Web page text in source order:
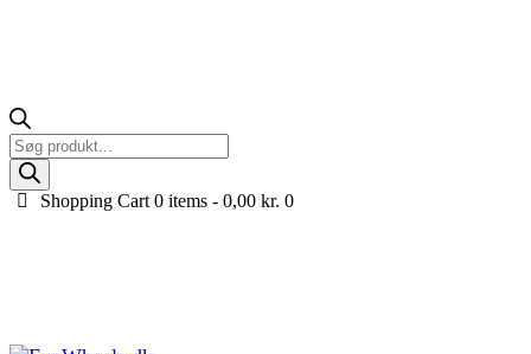
Products
search
Shopping Cart 0 items -0,00kr. 0